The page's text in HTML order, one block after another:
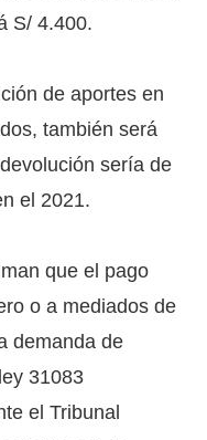
S/ 4.400.
de aportes en
también será
sería de
el 2021.
que el pago
o a mediados de
demanda de
31083
el Tribunal